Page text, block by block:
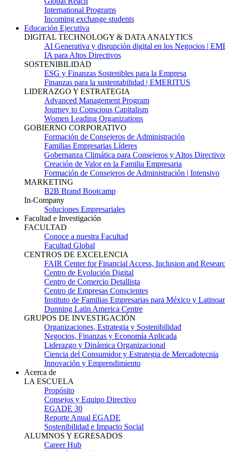
International Programs
Incoming exchange students
Educación Ejecutiva
DIGITAL TECHNOLOGY & DATA ANALYTICS
AI Generativa y disrupción digital en los Negocios |
IA para Altos Directivos
SOSTENIBILIDAD
ESG y Finanzas Sostenibles para la Empresa
Finanzas para la sustentabilidad | EMERITUS
LIDERAZGO Y ESTRATEGIA
Advanced Management Program
Journey to Conscious Capitalism
Women Leading Organizations
GOBIERNO CORPORATIVO
Formación de Consejeros de Administración
Familias Empresarias Líderes
Gobernanza Climática para Consejeros y Altos
Creación de Valor en la Familia Empresaria
Formación de Consejeros de Administración | Intensivo
MARKETING
B2B Brand Bootcamp
In-Company
Soluciones Empresariales
Facultad e Investigación
FACULTAD
Conoce a nuestra Facultad
Facultad Global
CENTROS DE EXCELENCIA
FAIR Center for Financial Access, Inclusion and
Centro de Evolución Digital
Centro de Comercio Detallista
Centro de Empresas Conscientes
Instituto de Familias Empresarias para México y
Dunning Latin America Centre
GRUPOS DE INVESTIGACIÓN
Organizaciones, Estrategia y Sostenibilidad
Negocios, Finanzas y Economía Aplicada
Liderazgo y Dinámica Organizacional
Ciencia del Consumidor y Estrategia de Mercadotecnia
Innovación y Emprendimiento
Acerca de
LA ESCUELA
Propósito
Consejos y Equipo Directivo
EGADE 30
Reporte Anual EGADE
Sostenibilidad e Impacto Social
ALUMNOS Y EGRESADOS
Career Hub